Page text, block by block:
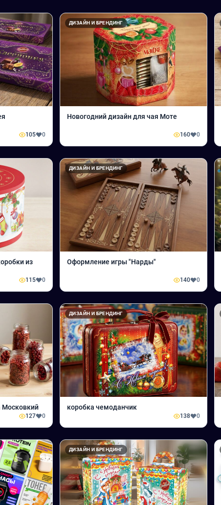
105 0
ДИЗАЙН И БРЕНДИНГ
Новогодний дизайн для чая Моте
160 0
из
115 0
ДИЗАЙН И БРЕНДИНГ
Оформление игры "Нарды"
140 0
Московкий
127 0
ДИЗАЙН И БРЕНДИНГ
коробка чемоданчик
138 0
ДИЗАЙН И БРЕНДИНГ